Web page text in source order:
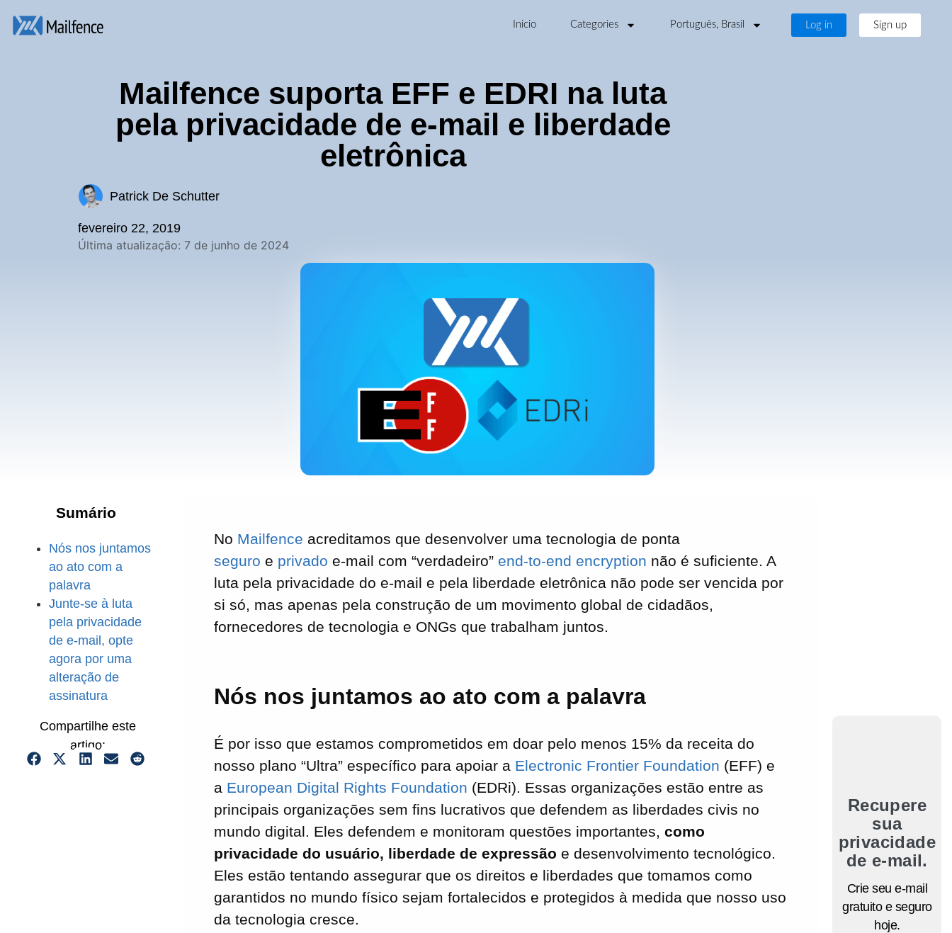
Inicio Categories Português, Brasil Log in Sign up
Mailfence suporta EFF e EDRI na luta
pela privacidade de e-mail e liberdade
eletrônica
Patrick De Schutter
fevereiro 22, 2019
Última atualização: 7 de junho de 2024
Sumário
Nós nos juntamos
ao ato com a
palavra
Junte-se à luta
pela privacidade
de e-mail, opte
agora por uma
alteração de
assinatura
Compartilhe este
artigo:
No Mailfence acreditamos que desenvolver uma tecnologia de ponta
seguro e privado e-mail com “verdadeiro” end-to-end encryption não é suficiente. A
luta pela privacidade do e-mail e pela liberdade eletrônica não pode ser vencida por
si só, mas apenas pela construção de um movimento global de cidadãos,
fornecedores de tecnologia e ONGs que trabalham juntos.
Nós nos juntamos ao ato com a palavra
É por isso que estamos comprometidos em doar pelo menos 15% da receita do
nosso plano “Ultra” específico para apoiar a Electronic Frontier Foundation (EFF) e
a European Digital Rights Foundation (EDRi). Essas organizações estão entre as
principais organizações sem fins lucrativos que defendem as liberdades civis no
mundo digital. Eles defendem e monitoram questões importantes,como
privacidade do usuário, liberdade de expressão e desenvolvimento tecnológico.
Eles estão tentando assegurar que os direitos e liberdades que tomamos como
garantidos no mundo físico sejam fortalecidos e protegidos à medida que nosso uso
da tecnologia cresce.
Recupere
sua
privacidade
de e-mail.
Crie seu e-mail
gratuito e seguro
hoje.